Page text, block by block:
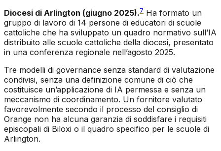
Diocesi di Arlington (giugno 2025).7 Ha formato un
gruppo di lavoro di 14 persone di educatori di scuole
cattoliche che ha sviluppato un quadro normativo sull’IA
distribuito alle scuole cattoliche della diocesi, presentato
in una conferenza regionale nell’agosto 2025.
Tre modelli di governance senza standard di valutazione
condivisi, senza una definizione comune di ciò che
costituisce un’applicazione di IA permessa e senza un
meccanismo di coordinamento. Un fornitore valutato
favorevolmente secondo il processo del consiglio di
Orange non ha alcuna garanzia di soddisfare i requisiti
episcopali di Biloxi o il quadro specifico per le scuole di
Arlington.